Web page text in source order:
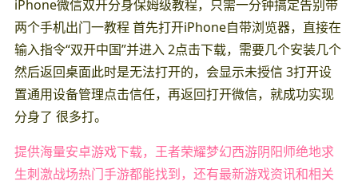
iPhone微信双开分身保姆级教程，只需一分钟搞定告别带
两个手机出门一教程 首先打开iPhone自带浏览器，直接在
输入指令“双开中国”并进入 2点击下载，需要几个安装几个
然后返回桌面此时是无法打开的，会显示未授信 3打开设
置通用设备管理点击信任，再返回打开微信，就成功实现
分身了 很多打。
提供海量安卓游戏下载，王者荣耀梦幻西游阴阳师绝地求
生刺激战场热门手游都能找到，还有最新游戏资讯和相关